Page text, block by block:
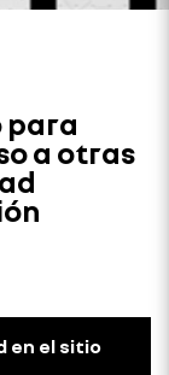
para
a otras
en el sitio